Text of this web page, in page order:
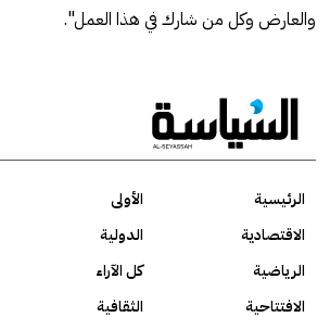
والعارض وكل من شارك في هذا العمل".
الرئيسية الأولى
الاقتصادية
الدولية
الرياضية
كل الآراء
الافتتاحية
الثقافية